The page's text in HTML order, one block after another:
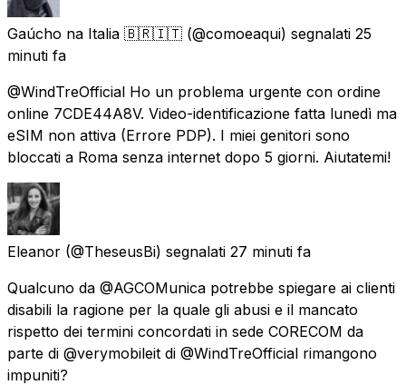
Gaúcho na Italia 🇧🇷🇮🇹 (@comoeaqui) segnalati 25
minuti fa
@WindTreOfficial Ho un problema urgente con ordine
online 7CDE44A8V. Video-identificazione fatta lunedì ma
eSIM non attiva (Errore PDP). I miei genitori sono
bloccati a Roma senza internet dopo 5 giorni. Aiutatemi!
Eleanor (@TheseusBi) segnalati 27 minuti fa
Qualcuno da @AGCOMunica potrebbe spiegare ai clienti
disabili la ragione per la quale gli abusi e il mancato
rispetto dei termini concordati in sede CORECOM da
parte di @verymobileit di @WindTreOfficial rimangono
impuniti?